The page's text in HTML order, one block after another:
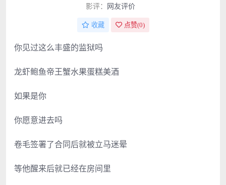
影评： 网友评价
收藏 点赞(0)
你见过这么丰盛的监狱吗
龙虾鲍鱼帝王蟹水果蛋糕美酒
如果是你
你愿意进去吗
卷毛签署了合同后就被立马迷晕
等他醒来后就已经在房间里